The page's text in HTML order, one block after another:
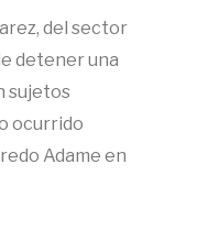
del sector
detener una
sujetos
ocurrido
Adame en